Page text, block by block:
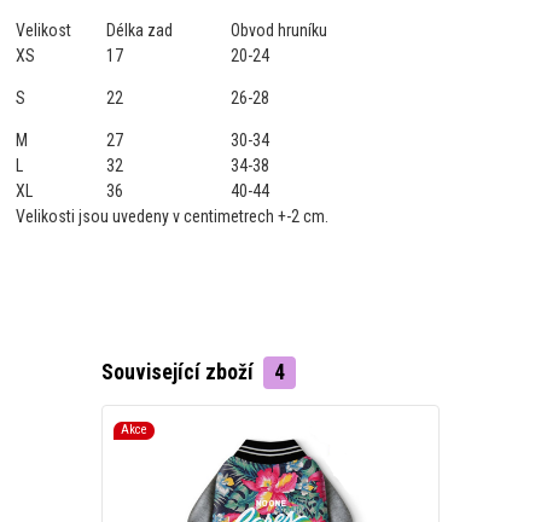
Velikost Délka zad
Obvod hruníku
XS
S
17
22
20-24
26-28
M 27
30-34
32
34-38
XL
36
40-44
Velikosti jsou uvedeny v centimetrech +-2 cm.
Související zboží 4
Akce